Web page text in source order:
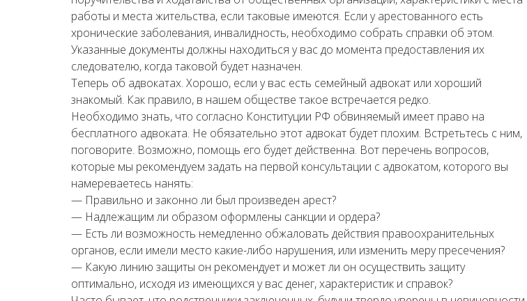
работы и места жительства, если таковые имеются. Если у арестованного есть
хронические заболевания, инвалидность, необходимо собрать справки об этом.
Указанные документы должны находиться у вас до момента предоставления их
следователю, когда таковой будет назначен.
Теперь об адвокатах. Хорошо, если у вас есть семейный адвокат или хороший
знакомый. Как правило, в нашем обществе такое встречается редко.
Необходимо знать, что согласно Конституции РФ обвиняемый имеет право на
бесплатного адвоката. Не обязательно этот адвокат будет плохим. Встретьтесь с ним,
поговорите. Возможно, помощь его будет действенна. Вот перечень вопросов,
которые мы рекомендуем задать на первой консультации с адвокатом, которого вы
намереваетесь нанять:
— Правильно и законно ли был произведен арест?
— Надлежащим ли образом оформлены санкции и ордера?
— Есть ли возможность немедленно обжаловать действия правоохранительных
органов, если имели место какие-либо нарушения, или изменить меру пресечения?
— Какую линию защиты он рекомендует и может ли он осуществить защиту
оптимально, исходя из имеющихся у вас денег, характеристик и справок?